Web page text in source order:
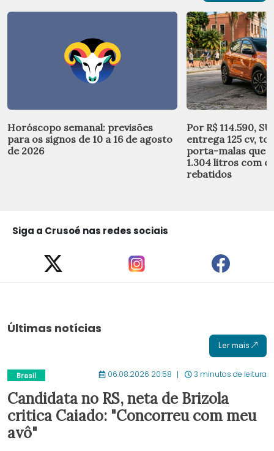
Horóscopo semanal: previsões
para os signos de 10 a 16 de agosto
de 2026
Por R$ 114.590,
entrega 125 cv,
porta-malas que
1.304 litros com
rebatidos
Siga a Crusoé nas redes sociais
Últimas notícias
Ler mais
Brasil 06.08.2026 20:58 3 minutos de leitura
Candidata no RS, neta de Brizola
critica Caiado: "Concorreu com meu
avô"